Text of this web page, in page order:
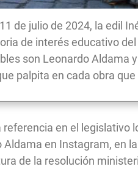
de julio de 2024, la edil
de interés educativo
son Leonardo Aldama
palpita en cada obra
referencia en el legislativo
Aldama en Instagram, en
de la resolución